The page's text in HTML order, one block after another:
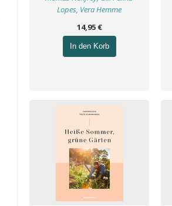
Lopes, Vera Hemme
14,95 €
In den Korb